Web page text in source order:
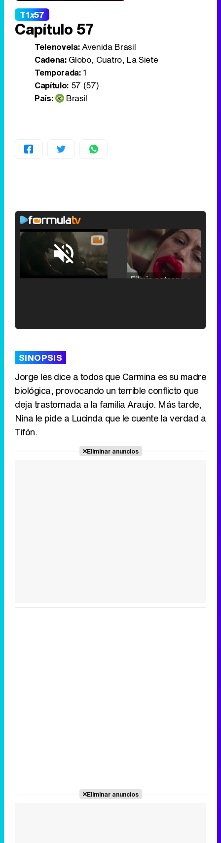
T1x57
Capítulo 57
Telenovela:Avenida Brasil
Cadena:Globo, Cuatro, La Siete
Temporada:1
Capítulo:57 (57)
País:
Brasil
Unmute /
Loaded:
25.30%
Tráiler de '33 días', la nueva serie de Atresplayer con Julián Villagrán y José Manuel Poga
Tráiler en catalán de 'Ravalear', la nueva serie de HBO Max sobre los fondos buitre
SINOPSIS
Jorge les dice a todos que Carmina es su madre
biológica, provocando un terrible conflicto que
deja trastornada a la familia Araujo. Más tarde,
Nina le pide a Lucinda que le cuente la verdad a
Tifón.
Eliminar anuncios
Eliminar anuncios